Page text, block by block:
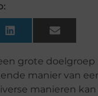
LinkedIn Email
grote doelgroep
manier van
manieren kan